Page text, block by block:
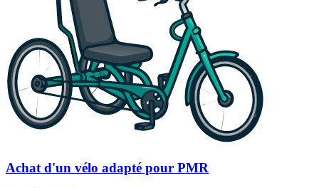
Achat d'un vélo adapté pour PMR